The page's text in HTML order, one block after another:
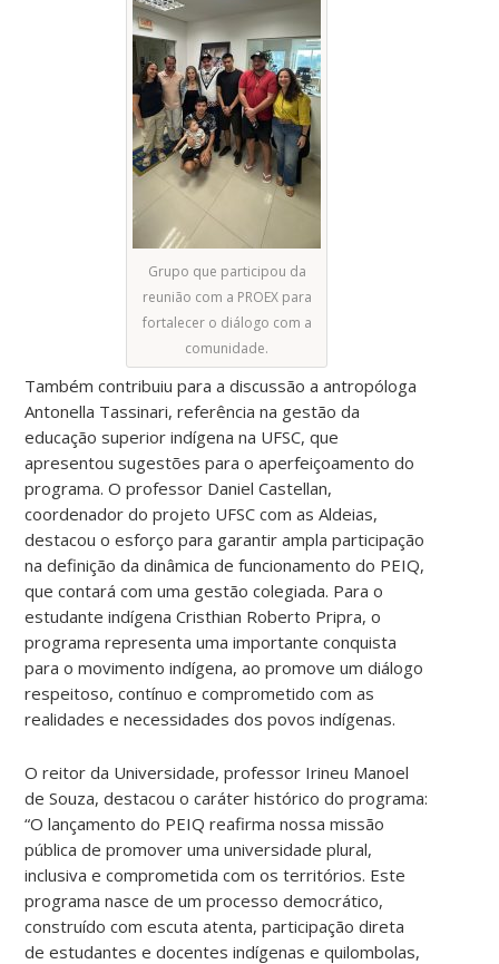
Grupo que participou da
reunião com a PROEX para
fortalecer o diálogo com a
comunidade.
Também contribuiu para a discussão a antropóloga
Antonella Tassinari, referência na gestão da
educação superior indígena na UFSC, que
apresentou sugestões para o aperfeiçoamento do
programa. O professor Daniel Castellan,
coordenador do projeto UFSC com as Aldeias,
destacou o esforço para garantir ampla participação
na definição da dinâmica de funcionamento do PEIQ,
que contará com uma gestão colegiada. Para o
estudante indígena Cristhian Roberto Pripra, o
programa representa uma importante conquista
para o movimento indígena, ao promove um diálogo
respeitoso, contínuo e comprometido com as
realidades e necessidades dos povos indígenas.
O reitor da Universidade, professor Irineu Manoel
de Souza, destacou o caráter histórico do programa:
“O lançamento do PEIQ reafirma nossa missão
pública de promover uma universidade plural,
inclusiva e comprometida com os territórios. Este
programa nasce de um processo democrático,
construído com escuta atenta, participação direta
de estudantes e docentes indígenas e quilombolas,